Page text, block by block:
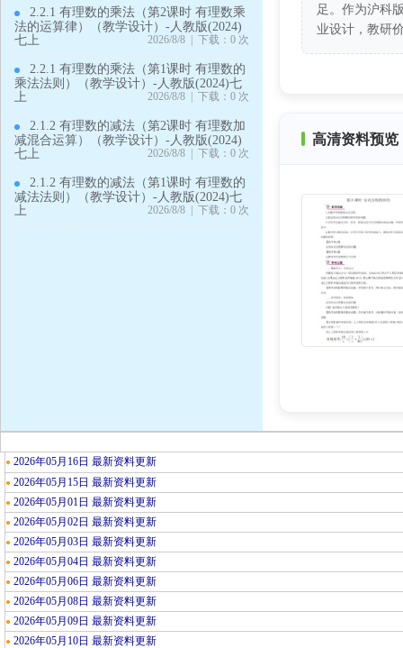
2.2.1 有理数的乘法（第2课时 有理数乘
法的运算律）（教学设计）-人教版(2024)
七上
2026/8/8 | 下载：0 次
2.2.1 有理数的乘法（第1课时 有理数的
乘法法则）（教学设计）-人教版(2024)七
上
2026/8/8 | 下载：0 次
2.1.2 有理数的减法（第2课时 有理数加
减混合运算）（教学设计）-人教版(2024)
七上
2026/8/8 | 下载：0 次
2.1.2 有理数的减法（第1课时 有理数的
减法法则）（教学设计）-人教版(2024)七
上
2026/8/8 | 下载：0 次
足。作为沪科
业设计，教研
高清资料预
● 2026年05月16日 最新资料更新
● 2026年05月15日 最新资料更新
● 2026年05月01日 最新资料更新
● 2026年05月02日 最新资料更新
● 2026年05月03日 最新资料更新
● 2026年05月04日 最新资料更新
● 2026年05月06日 最新资料更新
● 2026年05月08日 最新资料更新
● 2026年05月09日 最新资料更新
● 2026年05月10日 最新资料更新